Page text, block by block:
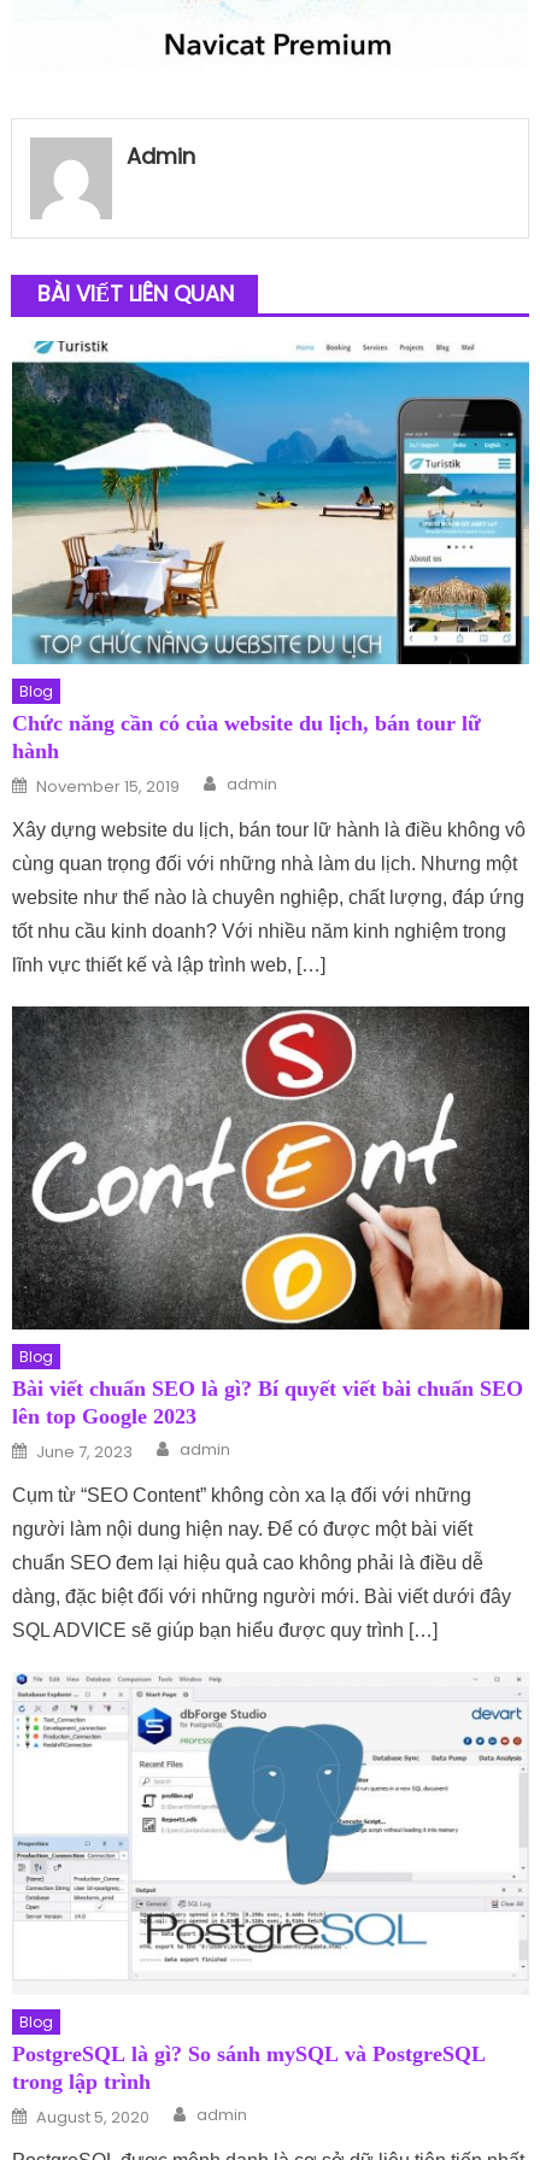
Admin
BÀI VIẾT LIÊN QUAN
Blog
Chức năng cần có của website du lịch, bán tour lữ
hành
Posted on
November 15, 2019 Author
admin
Xây dựng website du lịch, bán tour lữ hành là điều không vô
cùng quan trọng đối với những nhà làm du lịch. Nhưng một
website như thế nào là chuyên nghiệp, chất lượng, đáp ứng
tốt nhu cầu kinh doanh? Với nhiều năm kinh nghiệm trong
lĩnh vực thiết kế và lập trình web, […]
Blog
Bài viết chuẩn SEO là gì? Bí quyết viết bài chuẩn SEO
lên top Google 2023
Posted on
June 7, 2023 Author
admin
Cụm từ “SEO Content” không còn xa lạ đối với những
người làm nội dung hiện nay. Để có được một bài viết
chuẩn SEO đem lại hiệu quả cao không phải là điều dễ
dàng, đặc biệt đối với những người mới. Bài viết dưới đây
SQL ADVICE sẽ giúp bạn hiểu được quy trình […]
Blog
PostgreSQL là gì? So sánh mySQL và PostgreSQL
trong lập trình
Posted on
August 5, 2020 Author
admin